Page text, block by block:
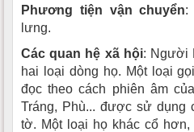
Phương tiện vận chuyển:
lưng.
Các quan hệ xã hội: Người
hai loại dòng họ. Một loại
đọc theo cách phiên âm
Tráng, Phù... được sử dụng
tờ. Một loại họ khác cổ